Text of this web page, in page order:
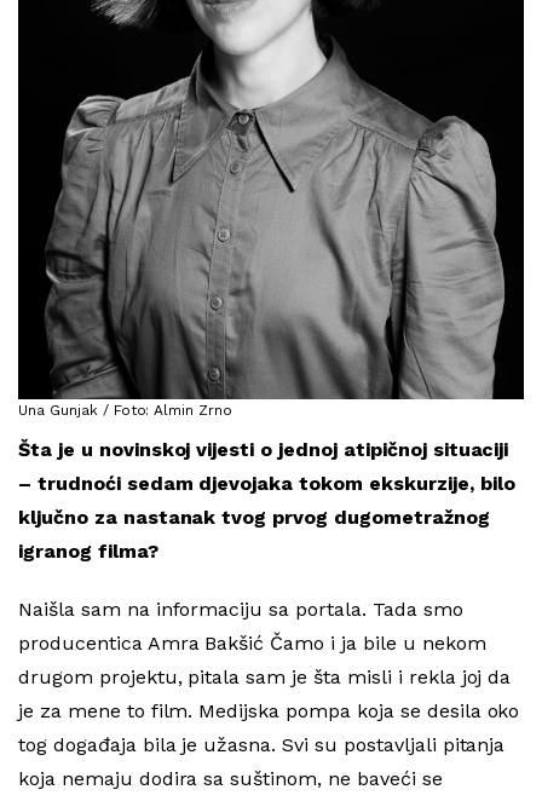
Una Gunjak / Foto: Almin Zrno
Šta je u novinskoj vijesti o jednoj atipičnoj situaciji
– trudnoći sedam djevojaka tokom ekskurzije, bilo
ključno za nastanak tvog prvog dugometražnog
igranog filma?
Naišla sam na informaciju sa portala. Tada smo
producentica Amra Bakšić Čamo i ja bile u nekom
drugom projektu, pitala sam je šta misli i rekla joj da
je za mene to film. Medijska pompa koja se desila oko
tog događaja bila je užasna. Svi su postavljali pitanja
koja nemaju dodira sa suštinom, ne baveći se